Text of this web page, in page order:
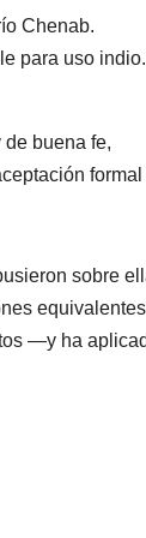
Chenab.
para uso indio.
buena fe,
formal
sobre
—y ha